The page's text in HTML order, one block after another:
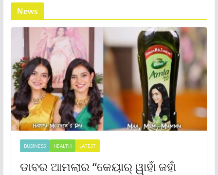
News
BUSINESS HEALTH LATEST
ଡାବର ଆମଲାର “କେୟାର୍ ୱାହାଁ ଜହାଁ